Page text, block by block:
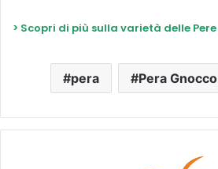
> Scopri di più sulla varietà delle Pere
pera Pera Gnocco